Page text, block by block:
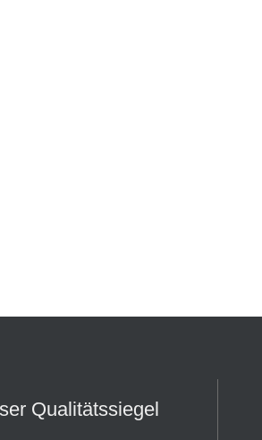
Qualitätssiegel